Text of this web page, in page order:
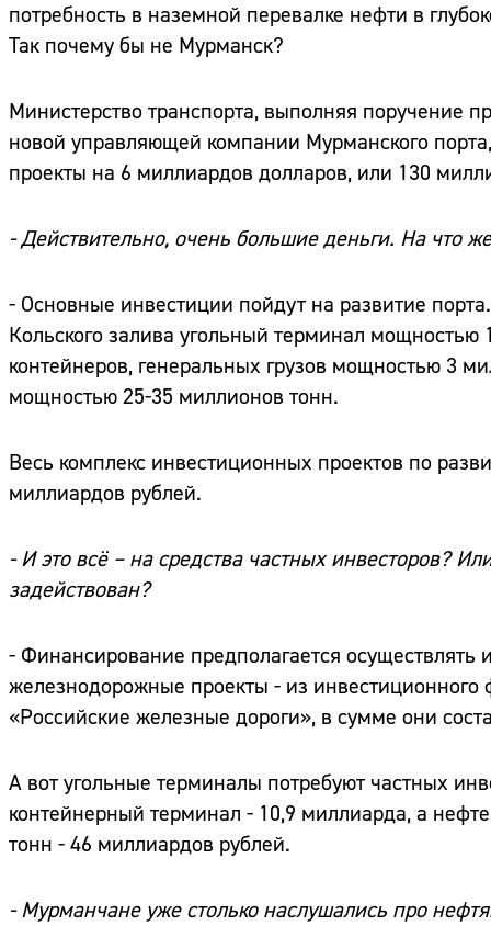
потребность в наземной перевалке нефти в
Так почему бы не Мурманск?
Министерство транспорта, выполняя поручение
новой управляющей компании Мурманского
проекты на 6 миллиардов долларов, или 130
- Действительно, очень большие деньги. На что
- Основные инвестиции пойдут на развитие
Кольского залива угольный терминал
контейнеров, генеральных грузов мощностью 3
мощностью 25-35 миллионов тонн.
Весь комплекс инвестиционных проектов по
миллиардов рублей.
- И это всё – на средства частных инвесторов?
задействован?
- Финансирование предполагается осуществлять
железнодорожные проекты - из
«Российские железные дороги», в сумме они
А вот угольные терминалы потребуют частных
контейнерный терминал - 10,9 миллиарда, а
тонн - 46 миллиардов рублей.
- Мурманчане уже столько наслушались про